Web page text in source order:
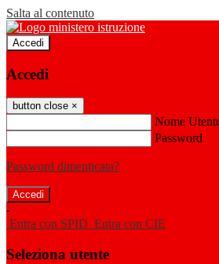
Salta al contenuto
Accedi
Accedi
button close ×
Nome
Password
Password dimenticata?
-
Entra con SPID Entra con CIE
Seleziona utente